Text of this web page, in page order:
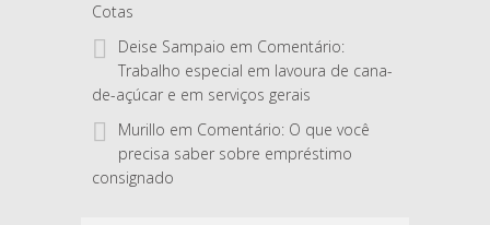
Cotas
Deise Sampaio em Comentário:
Trabalho especial em lavoura de cana-
de-açúcar e em serviços gerais
Murillo em Comentário: O que você
precisa saber sobre empréstimo
consignado